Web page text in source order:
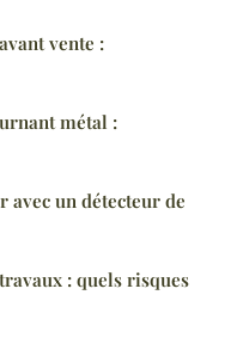
vente :
métal :
avec un détecteur de
: quels risques